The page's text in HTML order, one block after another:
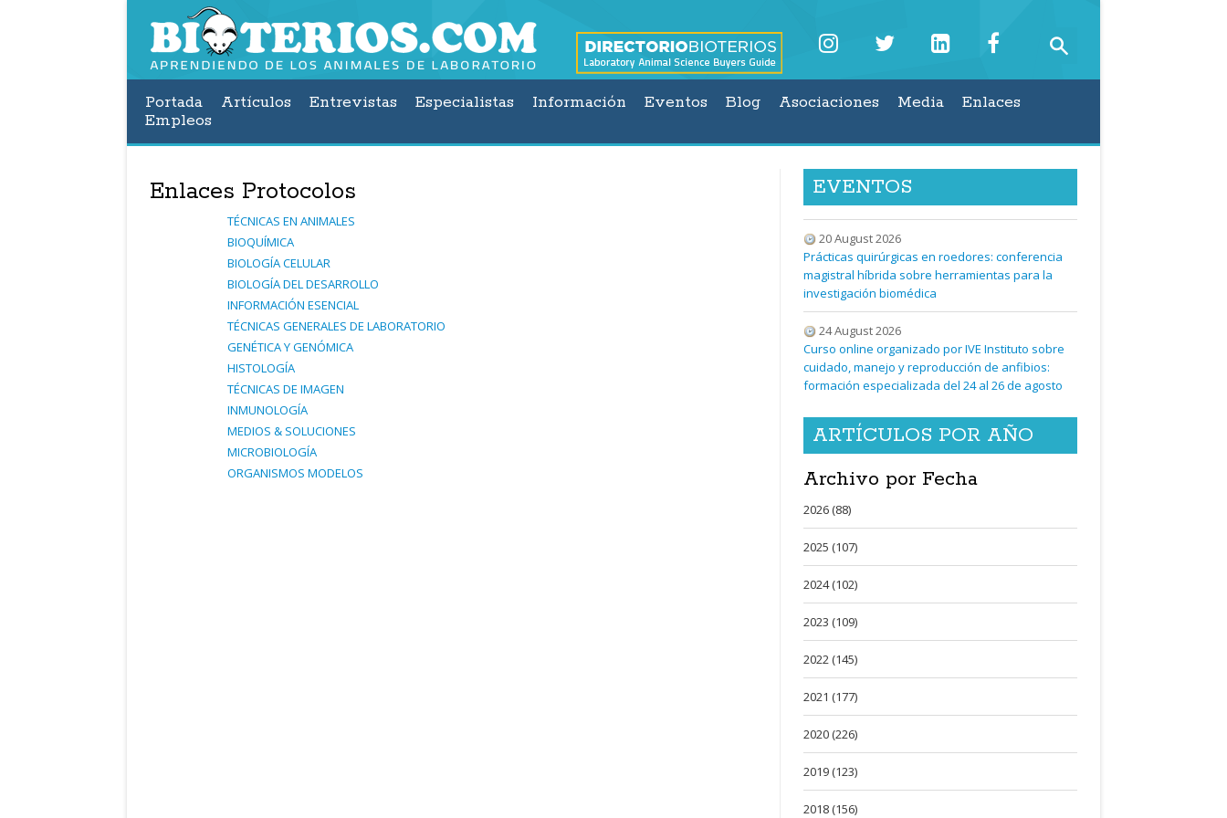
Portada Artículos Entrevistas Especialistas Información Eventos Blog Asociaciones Media
Enlaces
Empleos
Enlaces Protocolos
TÉCNICAS EN ANIMALES
BIOQUÍMICA
BIOLOGÍACELULAR
BIOLOGÍADELDESARROLLO
INFORMACIÓN ESENCIAL
TÉCNICAS GENERALES DE LABORATORIO
GENÉTICAYGENÓMICA
HISTOLOGÍA
TÉCNICAS DE IMAGEN
INMUNOLOGÍA
MEDIOS & SOLUCIONES
MICROBIOLOGÍA
ORGANISMOS MODELOS
EVENTOS
20 August 2026
Prácticas quirúrgicas en roedores: conferencia
magistral híbrida sobre herramientas para la
investigación biomédica
24 August 2026
Curso online organizado por IVE Instituto sobre
cuidado, manejo y reproducción de anfibios:
formación especializada del 24 al 26 de agosto
ARTÍCULOS POR AÑO
Archivo por Fecha
2026 (88)
2025 (107)
2024 (102)
2023 (109)
2022 (145)
2021 (177)
2020 (226)
2019 (123)
2018 (156)